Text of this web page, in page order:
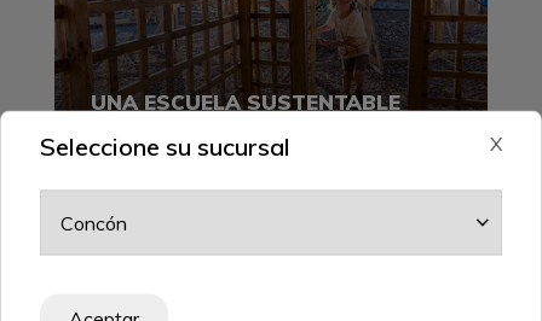
Seleccione su sucursal X
UNA ESCUELA SUSTENTABLE
PROYECTO DESTACADO